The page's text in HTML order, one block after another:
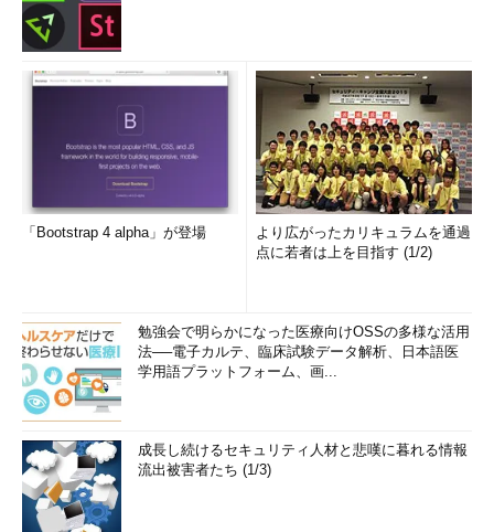
「Bootstrap 4 alpha」が登場
より広がったカリキュラムを通過
点に若者は上を目指す (1/2)
勉強会で明らかになった医療向けOSSの多様な活用
法──電子カルテ、臨床試験データ解析、日本語医
学用語プラットフォーム、画...
成長し続けるセキュリティ人材と悲嘆に暮れる情報
流出被害者たち (1/3)